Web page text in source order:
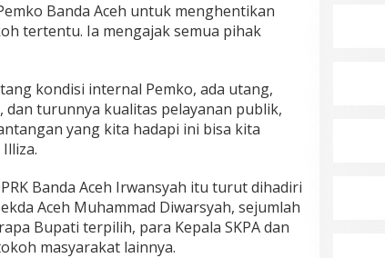
Banda Aceh untuk menghentikan
tertentu. Ia mengajak semua pihak
kondisi internal Pemko, ada utang,
turunnya kualitas pelayanan publik,
yang kita hadapi ini bisa kita
Banda Aceh Irwansyah itu turut dihadiri
Aceh Muhammad Diwarsyah, sejumlah
Bupati terpilih, para Kepala SKPA dan
masyarakat lainnya.